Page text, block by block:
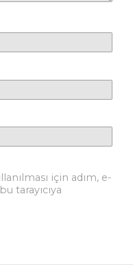
için adım, e-
tarayıcıya